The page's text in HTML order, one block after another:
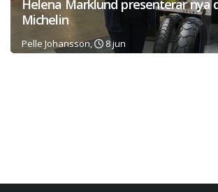
Helena Marklund presenterar nya
Michelin
Pelle Johansson, 8 jun